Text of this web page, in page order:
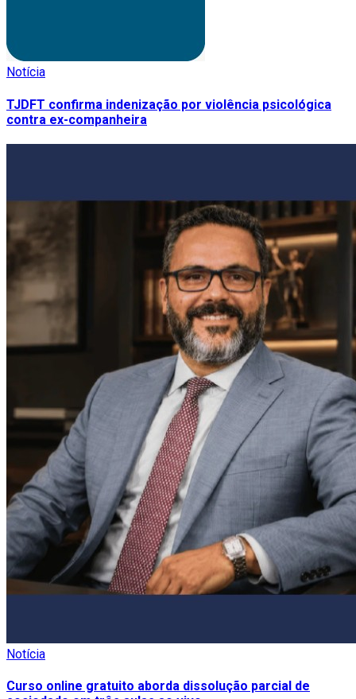
Notícia
TJDFT confirma indenização por violência psicológica
contra ex-companheira
Notícia
Curso online gratuito aborda dissolução parcial de